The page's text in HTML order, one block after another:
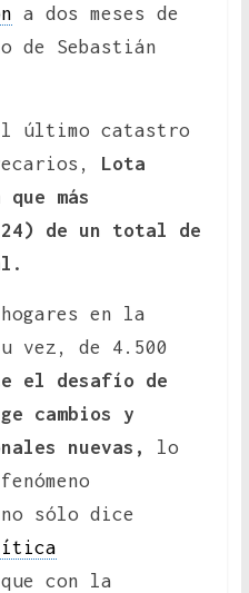
a dos meses de
de Sebastián
último catastro
Lota
más
de un total de
en la
vez, de 4.500
el desafío de
cambios y
nuevas,
lo
sólo dice
con la